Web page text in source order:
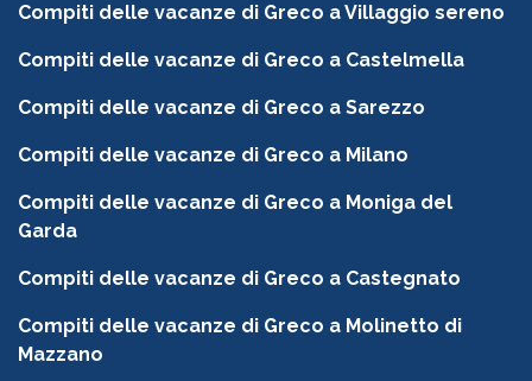
Compiti delle vacanze di Greco a Villaggio sereno
Compiti delle vacanze di Greco a Castelmella
Compiti delle vacanze di Greco a Sarezzo
Compiti delle vacanze di Greco a Milano
Compiti delle vacanze di Greco a Moniga del
Garda
Compiti delle vacanze di Greco a Castegnato
Compiti delle vacanze di Greco a Molinetto di
Mazzano